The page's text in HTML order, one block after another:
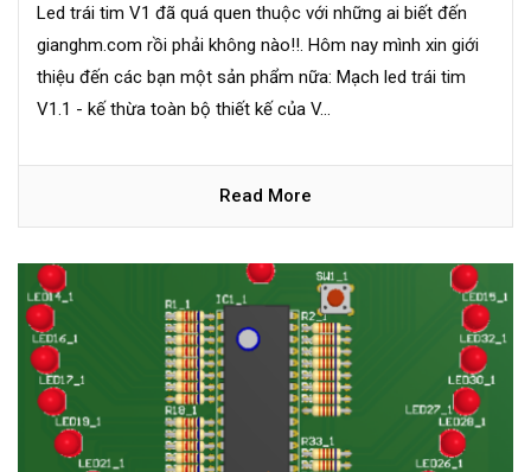
Led trái tim V1 đã quá quen thuộc với những ai biết đến
gianghm.com rồi phải không nào!!. Hôm nay mình xin giới
thiệu đến các bạn một sản phẩm nữa: Mạch led trái tim
V1.1 - kế thừa toàn bộ thiết kế của V...
Read More